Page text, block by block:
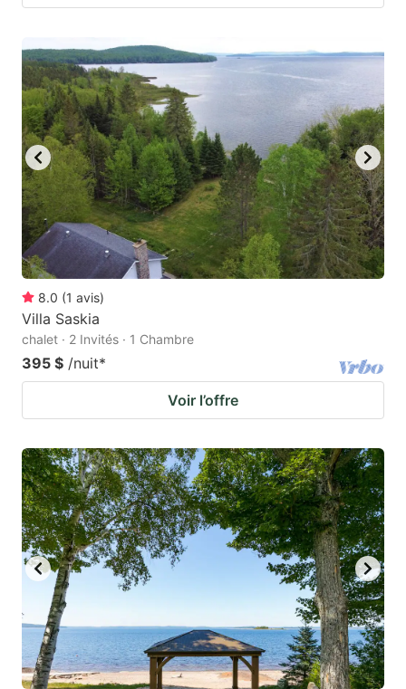
8.0 (1 avis)
Villa Saskia
chalet · 2 Invités · 1 Chambre
395 $ /nuit*
Voir l’offre